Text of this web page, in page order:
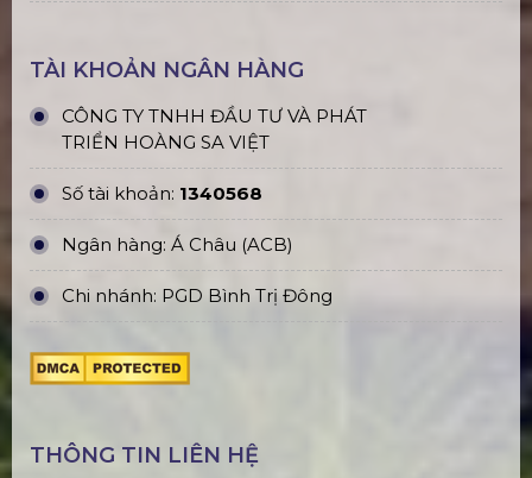
TÀI KHOẢN NGÂN HÀNG
CÔNG TY TNHH ĐẦU TƯ VÀ PHÁT
TRIỂN HOÀNG SA VIỆT
Số tài khoản: 1340568
Ngân hàng: Á Châu (ACB)
Chi nhánh: PGD Bình Trị Đông
THÔNG TIN LIÊN HỆ